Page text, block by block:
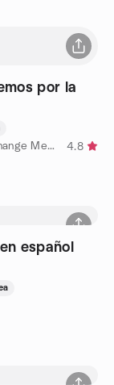
por la
por Valparaíso & Viña del Mar Language Exchange Meetup
4.8
español